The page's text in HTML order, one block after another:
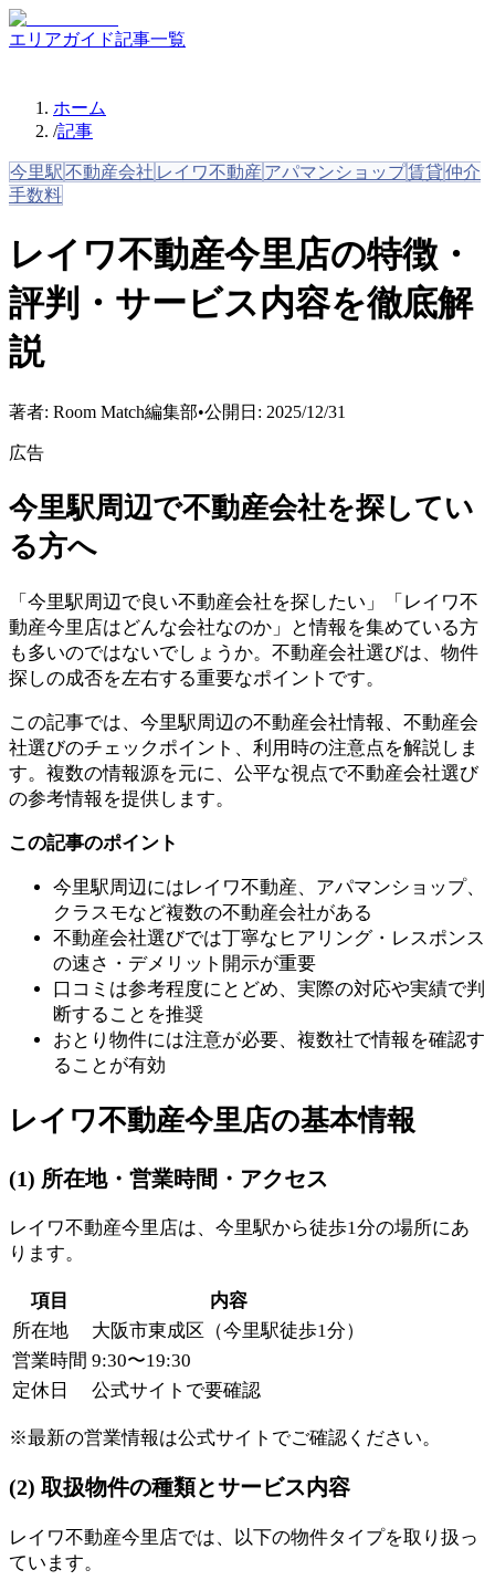
エリアガイド記事一覧
ホーム
/記事
今里駅不動産会社 レイワ不動産 アパマンショップ賃貸仲介
手数料
レイワ不動産今里店の特徴・
評判・サービス内容を徹底解
説
著者: Room Match編集部•公開日: 2025/12/31
広告
今里駅周辺で不動産会社を探してい
る方へ
「今里駅周辺で良い不動産会社を探したい」「レイワ不
動産今里店はどんな会社なのか」と情報を集めている方
も多いのではないでしょうか。不動産会社選びは、物件
探しの成否を左右する重要なポイントです。
この記事では、今里駅周辺の不動産会社情報、不動産会
社選びのチェックポイント、利用時の注意点を解説しま
す。複数の情報源を元に、公平な視点で不動産会社選び
の参考情報を提供します。
この記事のポイント
今里駅周辺にはレイワ不動産、アパマンショップ、
クラスモなど複数の不動産会社がある
不動産会社選びでは丁寧なヒアリング・レスポンス
の速さ・デメリット開示が重要
口コミは参考程度にとどめ、実際の対応や実績で判
断することを推奨
おとり物件には注意が必要、複数社で情報を確認す
ることが有効
レイワ不動産今里店の基本情報
(1) 所在地・営業時間・アクセス
レイワ不動産今里店は、今里駅から徒歩1分の場所にあ
ります。
項目
内容
所在地
大阪市東成区（今里駅徒歩1分）
営業時間 9:30〜19:30
定休日
公式サイトで要確認
※最新の営業情報は公式サイトでご確認ください。
(2) 取扱物件の種類とサービス内容
レイワ不動産今里店では、以下の物件タイプを取り扱っ
ています。